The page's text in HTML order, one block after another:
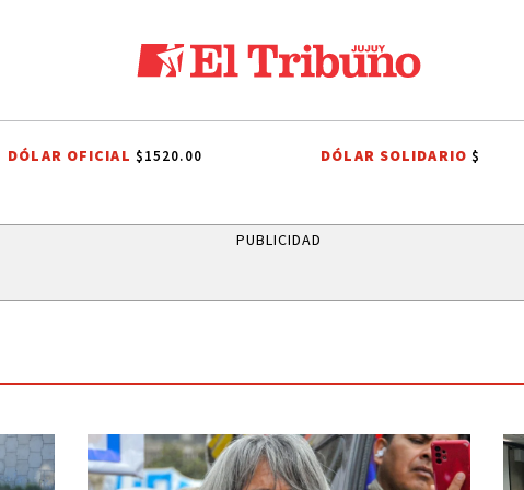
LEY DE TIERRAS CANDELA ARIZAGA TALLERES DE OFICIOS FIESTAS
DÓLAR OFICIAL $1520.00 DÓLAR SOLIDARIO$
PUBLICIDAD